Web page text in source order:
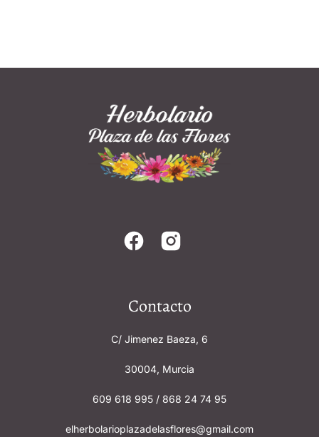
Contacto
C/ Jimenez Baeza, 6
30004, Murcia
609 618 995 / 868 24 74 95
elherbolarioplazadelasflores@gmail.com